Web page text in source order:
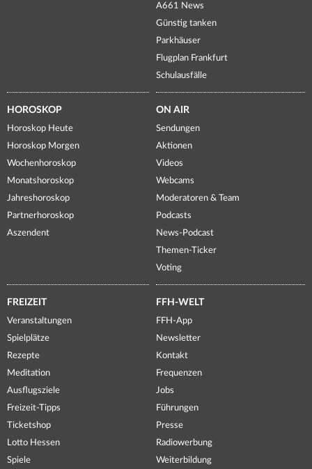
A661 News
Günstig tanken
Parkhäuser
Flugplan Frankfurt
Schulausfälle
HOROSKOP
Horoskop Heute
Horoskop Morgen
Wochenhoroskop
Monatshoroskop
Jahreshoroskop
Partnerhoroskop
Aszendent
ON AIR
Sendungen
Aktionen
Videos
Webcams
Moderatoren & Team
Podcasts
News-Podcast
Themen-Ticker
Voting
FREIZEIT
Veranstaltungen
Spielplätze
Rezepte
Meditation
Ausflugsziele
Freizeit-Tipps
Ticketshop
Lotto Hessen
Spiele
FFH-WELT
FFH-App
Newsletter
Kontakt
Frequenzen
Jobs
Führungen
Presse
Radiowerbung
Weiterbildung